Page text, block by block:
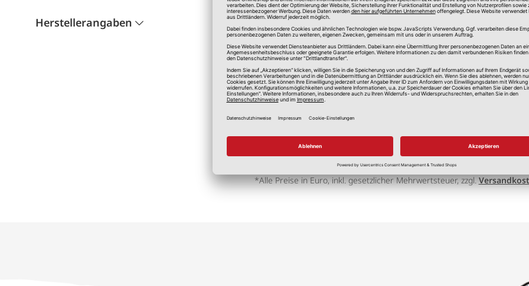
Herstellerangaben
*Alle Preise in Euro, inkl. gesetzlicher Mehrwertsteuer, zzgl.